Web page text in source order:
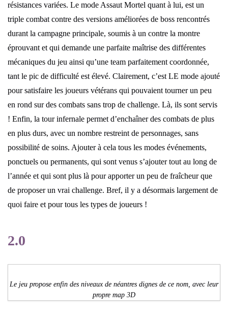
résistances variées. Le mode Assaut Mortel quant à lui, est un
triple combat contre des versions améliorées de boss rencontrés
durant la campagne principale, soumis à un contre la montre
éprouvant et qui demande une parfaite maîtrise des différentes
mécaniques du jeu ainsi qu’une team parfaitement coordonnée,
tant le pic de difficulté est élevé. Clairement, c’est LE mode ajouté
pour satisfaire les joueurs vétérans qui pouvaient tourner un peu
en rond sur des combats sans trop de challenge. Là, ils sont servis
! Enfin, la tour infernale permet d’enchaîner des combats de plus
en plus durs, avec un nombre restreint de personnages, sans
possibilité de soins. Ajouter à cela tous les modes événements,
ponctuels ou permanents, qui sont venus s’ajouter tout au long de
l’année et qui sont plus là pour apporter un peu de fraîcheur que
de proposer un vrai challenge. Bref, il y a désormais largement de
quoi faire et pour tous les types de joueurs !
2.0
Le jeu propose enfin des niveaux de néantres dignes de ce nom, avec leur
propre map 3D